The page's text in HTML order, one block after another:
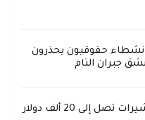
نشطاء حقوقيون يحذرون
جبران التام
أمريكا تقر سندات تأشيرات تصل إلى 20 ألف دولار